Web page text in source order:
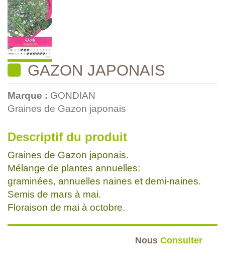
GAZON JAPONAIS
Marque : GONDIAN
Graines de Gazon japonais
Descriptif du produit
Graines de Gazon japonais.
Mélange de plantes annuelles:
graminées, annuelles naines et demi-naines.
Semis de mars à mai.
Floraison de mai à octobre.
Nous Consulter